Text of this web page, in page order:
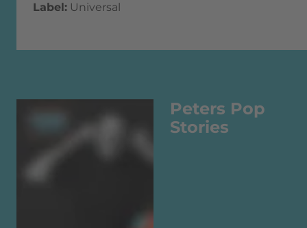
Label: Universal
Peters Pop
Stories